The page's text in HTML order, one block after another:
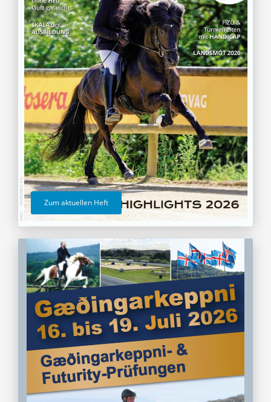
Zum aktuellen Heft